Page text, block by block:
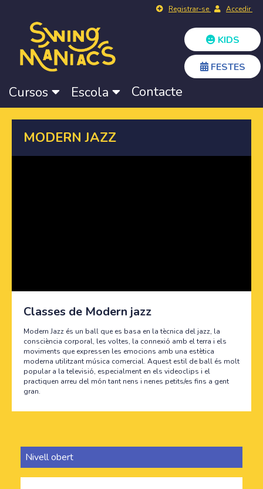
Registrar-se Accedir
KIDS
FESTES
Cursos Escola Contacte
MODERN JAZZ
Classes de Modern jazz
Modern Jazz és un ball que es basa en la tècnica del jazz, la
consciència corporal, les voltes, la connexió amb el terra i els
moviments que expressen les emocions amb una estètica
moderna utilitzant música comercial. Aquest estil de ball és molt
popular a la televisió, especialment en els videoclips i el
practiquen arreu del món tant nens i nenes petits/es fins a gent
gran.
Nivell obert